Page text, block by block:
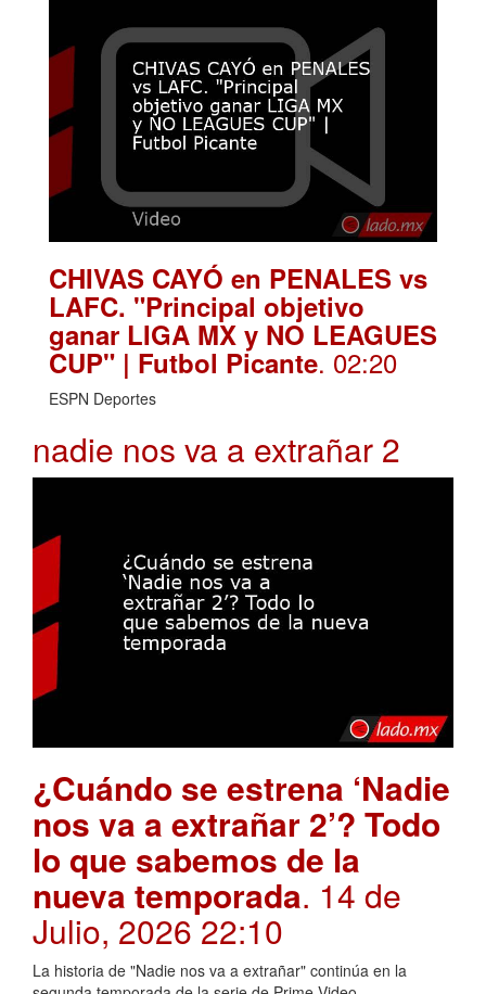
CHIVAS CAYÓ en PENALES vs
LAFC. "Principal objetivo
ganar LIGA MX y NO LEAGUES
CUP" | Futbol Picante. 02:20
ESPN Deportes
nadie nos va a extrañar 2
¿Cuándo se estrena ‘Nadie
nos va a extrañar 2’? Todo
lo que sabemos de la
nueva temporada. 14 de
Julio, 2026 22:10
La historia de "Nadie nos va a extrañar" continúa en la